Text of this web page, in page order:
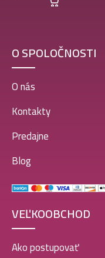
O SPOLOČNOSTI
O nás
Kontakty
Predajne
Blog
VEĽKOOBCHOD
Ako postupovať